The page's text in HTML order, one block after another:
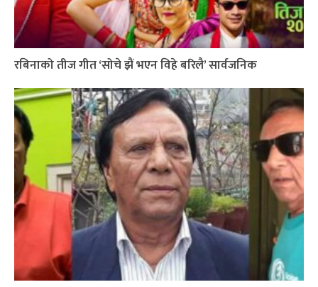
रबिनाको तीज गीत ‘सोचे झैं भएन विहे बरिलै’ सार्वजनिक